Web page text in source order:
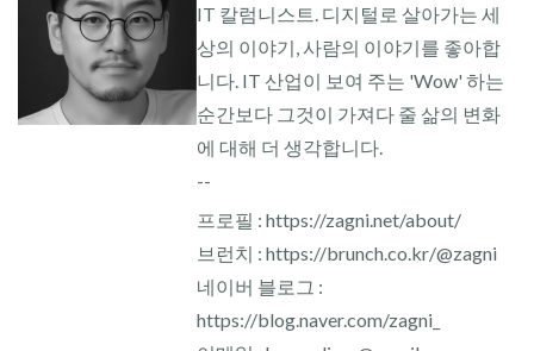
IT 칼럼니스트. 디지털로 살아가는 세
상의 이야기, 사람의 이야기를 좋아합
니다. IT 산업이 보여 주는 'Wow' 하는
순간보다 그것이 가져다 줄 삶의 변화
에 대해 더 생각합니다.
--
프로필 : https://zagni.net/about/
브런치 : https://brunch.co.kr/@zagni
네이버 블로그 :
https://blog.naver.com/zagni_